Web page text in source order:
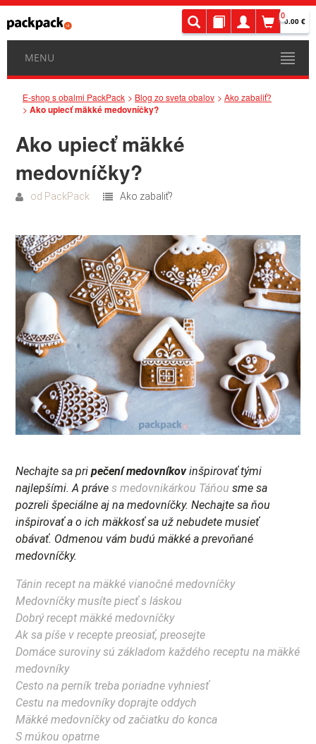
0
0.00 €
MENU
E-shop s obalmi PackPack Blog zo sveta obalov Ako zabaliť?
Ako upiecť mäkké medovníčky?
Ako upiecť mäkké
medovníčky?
od PackPack Ako zabaliť?
Nechajte sa pri pečení medovníkovinšpirovať tými
najlepšími. A práve s medovnikárkou Táňou sme sa
pozreli špeciálne aj na medovníčky. Nechajte sa ňou
inšpirovať a o ich mäkkosť sa už nebudete musieť
obávať. Odmenou vám budú mäkké a prevoňané
medovníčky.
Tánin recept na mäkké vianočné medovníčky
Medovníčky musíte piecť s láskou
Dobrý recept mäkké medovníčky
Ak sa píše v recepte preosiať, preosejte
Domáce suroviny sú základom každého receptu na mäkké
medovníky
Cesto na perník treba poriadne vyhniesť
Cestu na medovníky doprajte oddych
Mäkké medovníčky od začiatku do konca
S múkou opatrne